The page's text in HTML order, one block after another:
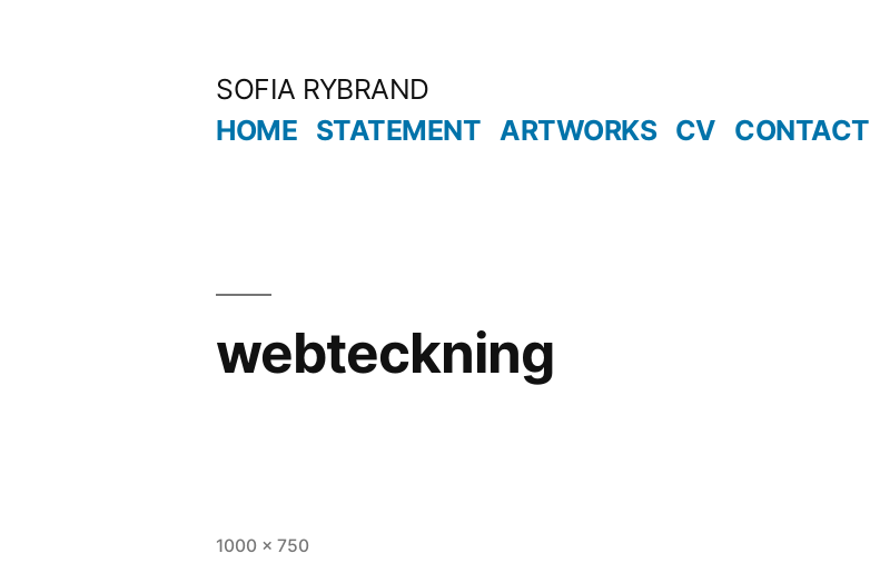
SOFIA RYBRAND
HOME STATEMENT ARTWORKS CV CONTACT
webteckning
Full
1000 × 750